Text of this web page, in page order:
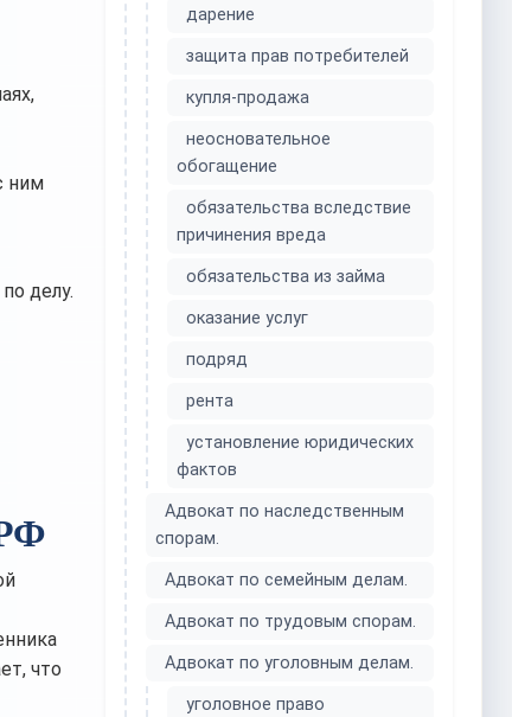
ним
делу.
что
дарение
защита прав потребителей
купля-продажа
неосновательное
обогащение
обязательства вследствие
причинения вреда
обязательства из займа
оказание услуг
подряд
рента
установление юридических
фактов
Адвокат по наследственным
спорам.
Адвокат по семейным делам.
Адвокат по трудовым спорам.
Адвокат по уголовным делам.
уголовное право